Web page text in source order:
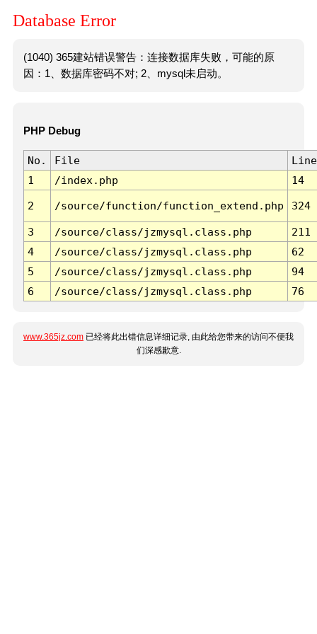
Database Error
(1040) 365建站错误警告：连接数据库失败，可能的原
因：1、数据库密码不对; 2、mysql未启动。
PHP Debug
No. File
Line
1
/index.php 14
2 /source/function/function_extend.php 324
3 /source/class/jzmysql.class.php
211
4
/source/class/jzmysql.class.php
62
5
/source/class/jzmysql.class.php
94
6
/source/class/jzmysql.class.php 76
www.365jz.com 已经将此出错信息详细记录, 由此给您带来的访问不便我
们深感歉意.